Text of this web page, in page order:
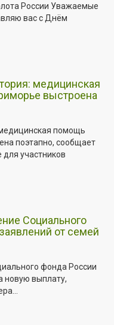
России Уважаемые
вас с Днём
медицинская
выстроена
помощь
поэтапно, сообщает
участников
Социального
от семей
фонда России
новую выплату,